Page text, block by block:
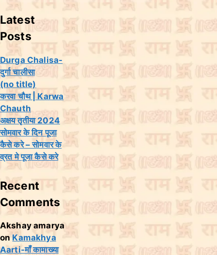
Latest
Posts
Durga Chalisa-
दुर्गा चालीसा
(no title)
करवा चौथ | Karwa
Chauth
अक्षय तृतीया 2024
सोमवार के दिन पूजा
कैसे करे – सोमवार के
व्रत मे पूजा कैसे करे
Recent
Comments
Akshay amarya
onKamakhya
Aarti-माँ कामाख्या